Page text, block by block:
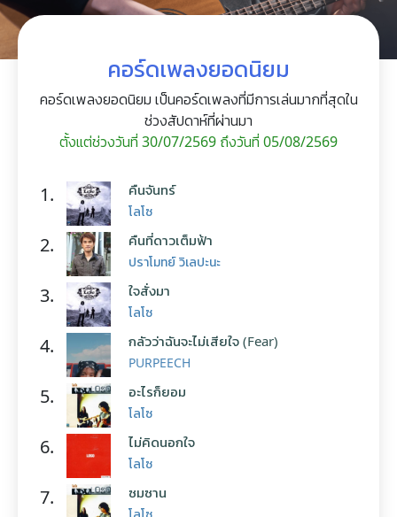
คอร์ดเพลงยอดนิยม
คอร์ดเพลงยอดนิยม เป็นคอร์ดเพลงที่มีการเล่นมากที่สุดใน
ช่วงสัปดาห์ที่ผ่านมา
ตั้งแต่ช่วงวันที่ 30/07/2569 ถึงวันที่ 05/08/2569
1. คืนจันทร์
โลโซ
2. คืนที่ดาวเต็มฟ้า
ปราโมทย์ วิเลปะนะ
3. ใจสั่งมา
โลโซ
4. กลัวว่าฉันจะไม่เสียใจ (Fear)
PURPEECH
5. อะไรก็ยอม
โลโซ
6. ไม่คิดนอกใจ
โลโซ
7. ซมซาน